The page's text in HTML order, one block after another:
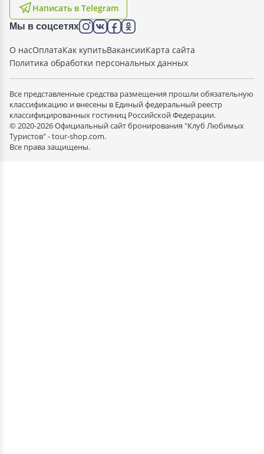
Написать в Telegram
Мы в соцсетях
О насОплатаКак купитьВакансииКарта сайта
Политика обработки персональных данных
Все представленные средства размещения прошли обязательную
классификацию и внесены в Единый федеральный реестр
классифицированных гостиниц Российской Федерации.
© 2020-2026 Официальный сайт бронирования "Клуб Любимых
Туристов" - tour-shop.com.
Все права защищены.